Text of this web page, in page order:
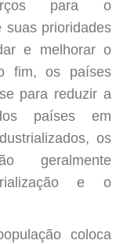
para o
suas prioridades
e melhorar o
fim, os países
para reduzir a
países em
os
geralmente
e o
coloca